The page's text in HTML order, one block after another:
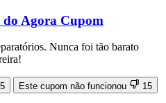
do Agora Cupom
Nunca foi tão barato
5 Este cupom não funcionou 15